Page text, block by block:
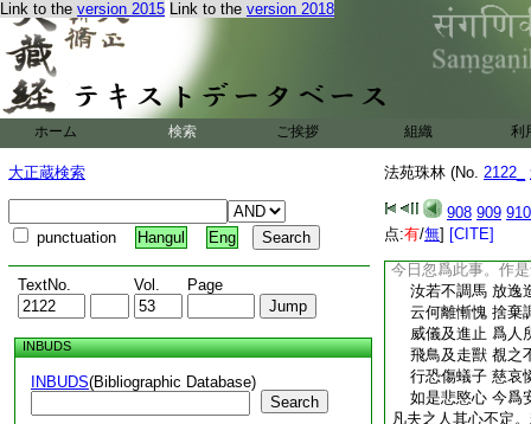
Link to the version 2015 Link to the version 2018
ホーム 検索 ご挨拶 組織 利
大正蔵検索
punctuation Hangul Eng
TextNo. Vol. Page
INBUDS
INBUDS(Bibliographic Database)
Search
法苑珠林 (No. 2122_
908 909 910
点:有/無] [CITE]
相從。彼時比丘即
任世間苦惱。身體
而大得財。即自思
生活耶。復作是念
肉時有一相識乞食
見。見已便識。頭
血猶如閻羅羅刹。
其＊秤肉欲賣與人
是思惟。佛語眞實
易迴轉。先見此人
今日忽爲此事。作
汝若不調馬 放逸
云何離慚愧 捨棄
威儀及進止 爲人
飛鳥及走獸 覩之
行恐傷蟻子 慈哀
如是悲愍心 今爲
凡夫之人其心不定